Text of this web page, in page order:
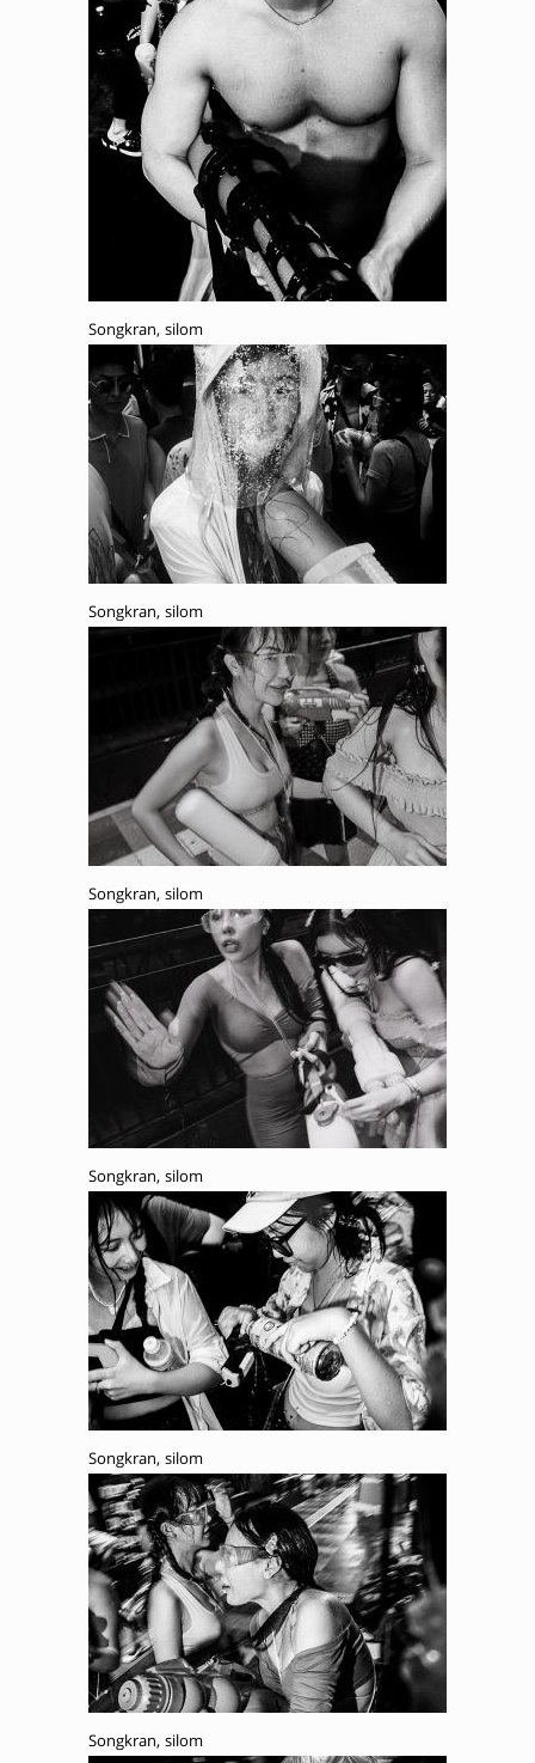
Songkran, silom
Songkran, silom
Songkran, silom
Songkran, silom
Songkran, silom
Songkran, silom